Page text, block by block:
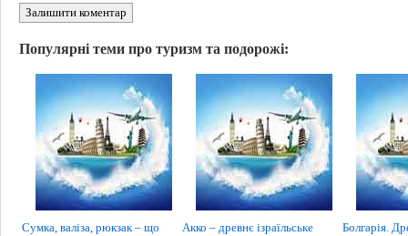
Залишити коментар
Популярні теми про туризм та подорожі:
Сумка, валіза, рюкзак – що
Акко – древнє ізраїльське
Болгарія.